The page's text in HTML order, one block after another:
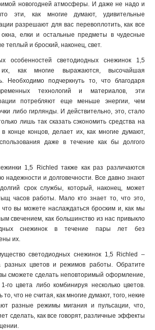
новогодней атмосферы. И даже не надо и
эти, как многие думают, удивительные
разрешают для вас перевоплотить, как все
елки и остальные предметы в чудесные
теплый и броский, наконец, свет.
особенностей светодиодных снежинок 1,5
как многие выражаются, высочайшая
Необходимо подчеркнуть то, что благодаря
технологий и материалов, эти
потребляют еще меньше энергии, чем
либо гирлянды. И действительно, это, стало
лишь так сказать сэкономить средства на
в конце концов, делает их, как многие думают,
даже в течение как бы долгого
1,5 Richled также как раз различаются
надежности и долговечности. Все давно знают
срок службы, который, наконец, может
часов работы. Мало кто знает то, что это,
что вы можете наслаждаться броским и, как мы
свечением, как большинство из нас привыкло
снежинок в течение пары лет без
их.
светодиодных снежинок 1,5 Richled –
разных цветов и режимов работы. Обратите
сможете сделать неповторимый оформление,
го цвета либо комбинируя несколько цветов.
что не считая, как многие думают, того, некие
разные режимы мигания и пульсации, что,
сделать, как все говорят, различные эффекты